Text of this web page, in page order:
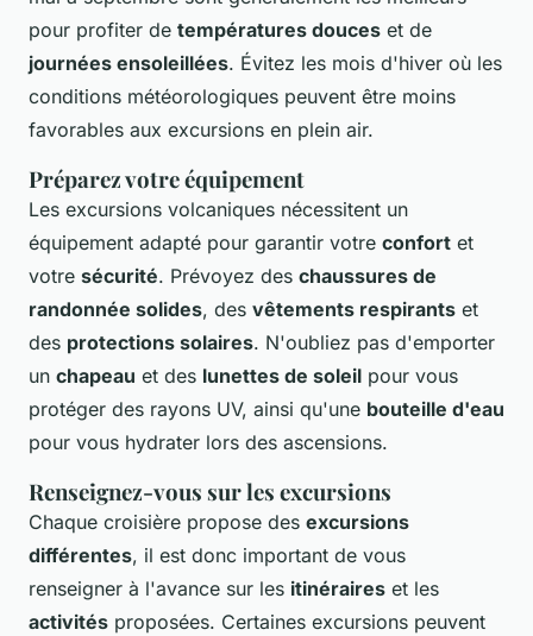
pour profiter de températures douces et de
journées ensoleillées. Évitez les mois d'hiver où les
conditions météorologiques peuvent être moins
favorables aux excursions en plein air.
Préparez votre équipement
Les excursions volcaniques nécessitent un
équipement adapté pour garantir votre confort et
votre sécurité. Prévoyez des chaussures de
randonnée solides, des vêtements respirants et
des protections solaires. N'oubliez pas d'emporter
un chapeau et des lunettes de soleil pour vous
protéger des rayons UV, ainsi qu'une bouteille d'eau
pour vous hydrater lors des ascensions.
Renseignez-vous sur les excursions
Chaque croisière propose des excursions
différentes, il est donc important de vous
renseigner à l'avance sur les itinéraires et les
activités proposées. Certaines excursions peuvent